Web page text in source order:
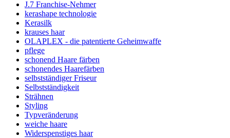
J.7 Franchise-Nehmer
kerashape technologie
Kerasilk
krauses haar
OLAPLEX - die patentierte Geheimwaffe
pflege
schonend Haare färben
schonendes Haarefärben
selbstständiger Friseur
Selbstständigkeit
Strähnen
Styling
Typveränderung
weiche haare
Widerspenstiges haar